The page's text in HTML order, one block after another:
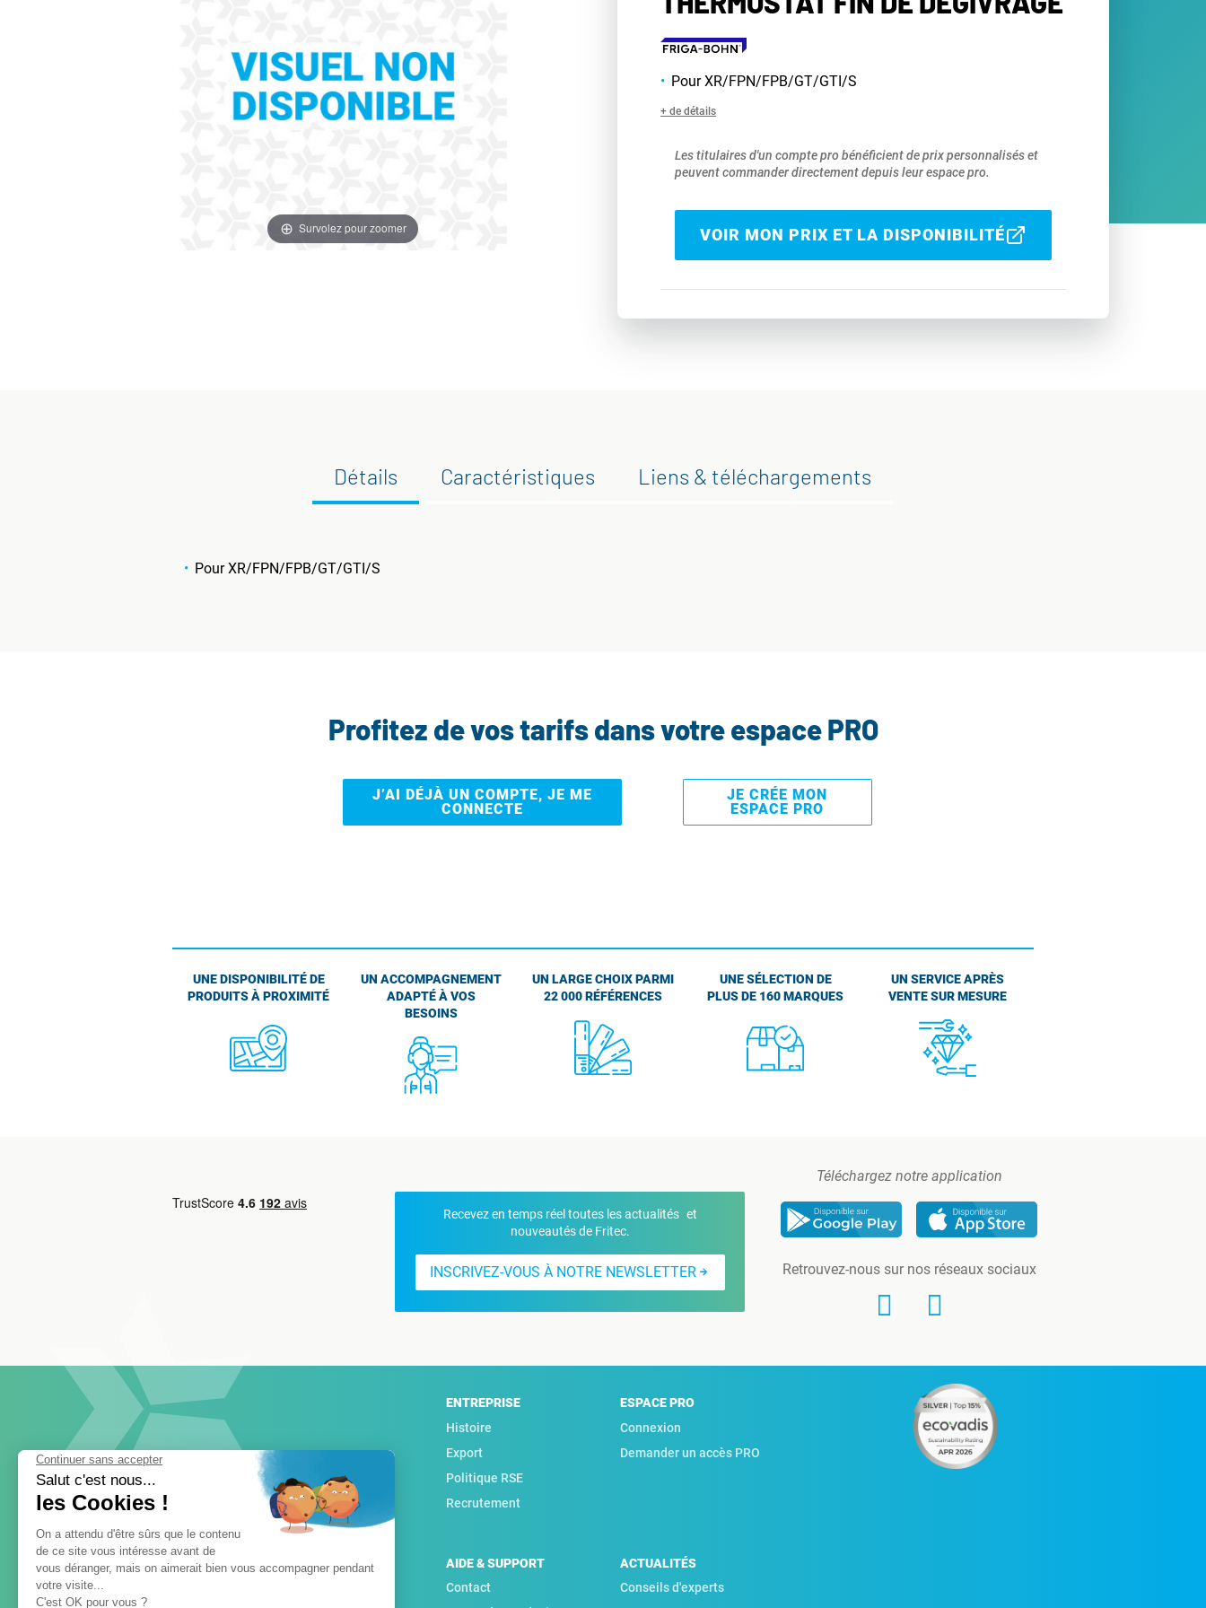
Survolez pour zoomer
Pour XR/FPN/FPB/GT/GTI/S
+ de détails
Les titulaires d'un compte pro bénéficient de prix personnalisés et
peuvent commander directement depuis leur espace pro.
VOIR MON PRIX ET LA DISPONIBILITÉ
Détails Caractéristiques Liens & téléchargements
Pour XR/FPN/FPB/GT/GTI/S
Profitez de vos tarifs dans votre espace PRO
J’AI DÉJÀ UN COMPTE, JE ME
CONNECTE
JE CRÉE MON
ESPACE PRO
UNE DISPONIBILITÉ DE
PRODUITS À PROXIMITÉ
UN ACCOMPAGNEMENT
ADAPTÉ À VOS
BESOINS
UN LARGE CHOIX PARMI
22 000 RÉFÉRENCES
UNE SÉLECTION DE
PLUS DE 160 MARQUES
UN SERVICE APRÈS
VENTE SUR MESURE
Recevez en temps réel toutes les actualités et
nouveautés de Fritec.
INSCRIVEZ-VOUS À NOTRE NEWSLETTER
Téléchargez notre application
Retrouvez-nous sur nos réseaux sociaux
ENTREPRISE
Histoire
Export
Politique RSE
Recrutement
ESPACE PRO
Connexion
Demander un accès PRO
AIDE & SUPPORT
Contact
ACTUALITÉS
Conseils d'experts